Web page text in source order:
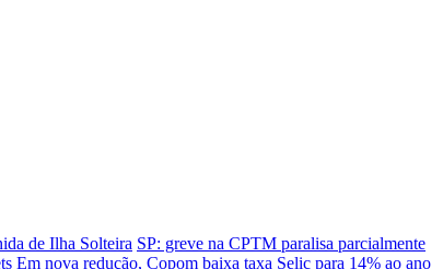
de Ilha Solteira SP: greve na CPTM paralisa parcialmente
Em nova redução, Copom baixa taxa Selic para 14% ao ano